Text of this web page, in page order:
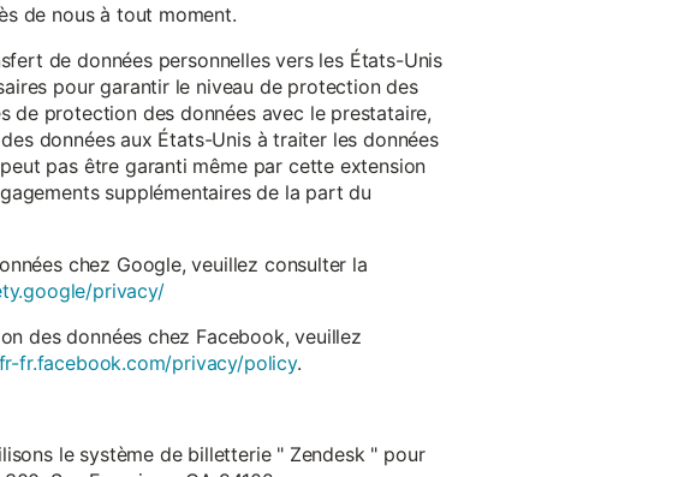
de nous à tout moment.
de données personnelles vers les États-Unis
pour garantir le niveau de protection des
de protection des données avec le prestataire,
données aux États-Unis à traiter les données
pas être garanti même par cette extension
supplémentaires de la part du
chez Google, veuillez consulter la
privacy/
des données chez Facebook, veuillez
fr.facebook.com/privacy/policy.
le système de billetterie " Zendesk " pour